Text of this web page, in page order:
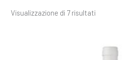
Visualizzazione di 7 risultati